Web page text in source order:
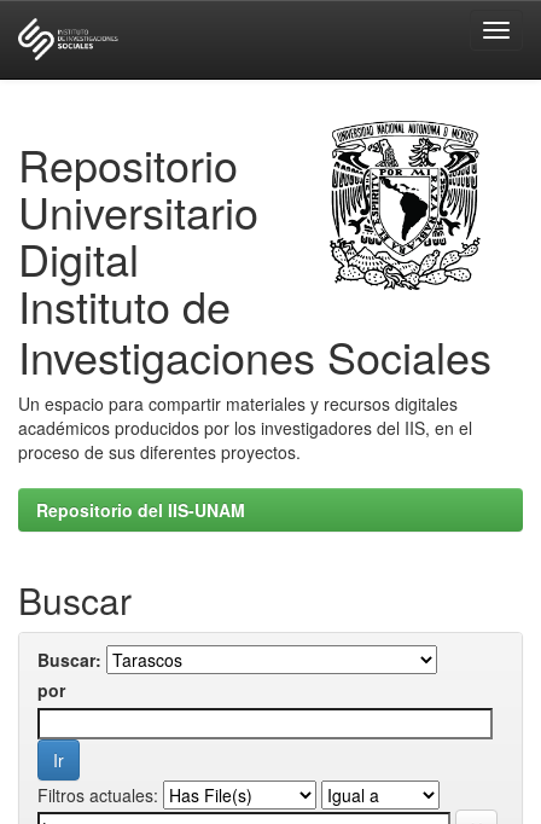
Repositorio
Universitario
Digital
Instituto de
Investigaciones Sociales
Un espacio para compartir materiales y recursos digitales
académicos producidos por los investigadores del IIS, en el
proceso de sus diferentes proyectos.
Repositorio del IIS-UNAM
Buscar
Buscar:
por
Filtros actuales: